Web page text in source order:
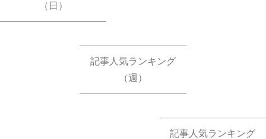
（日）
記事人気ランキング
（週）
記事人気ランキング